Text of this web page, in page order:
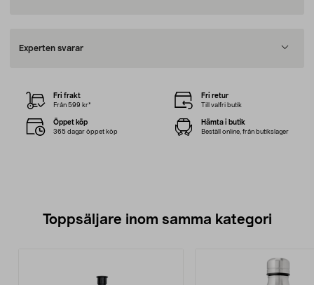
Experten svarar
Fri frakt
Från 599 kr*
Fri retur
Till valfri butik
Öppet köp
365 dagar öppet köp
Hämta i butik
Beställ online, från butikslager
Toppsäljare inom samma kategori